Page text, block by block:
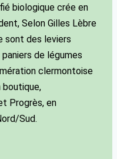
biologique crée en
Selon Gilles Lèbre
sont des leviers
paniers de légumes
clermontoise
Progrès, en
Sud.